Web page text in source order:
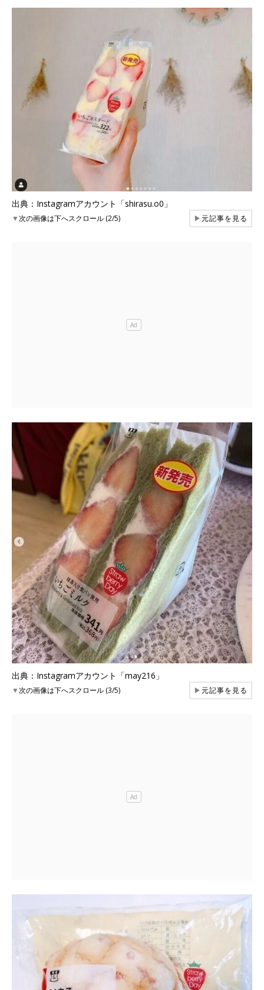
出典：Instagramアカウント「shirasu.o0」
▼次の画像は下へスクロール (2/5) ▶元記事を見る
出典：Instagramアカウント「may216」
▼次の画像は下へスクロール (3/5) ▶元記事を見る